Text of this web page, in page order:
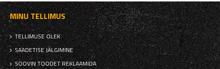
MINU TELLIMUS
TELLIMUSE OLEK
SAADETISE JÄLGIMINE
SOOVIN TOODET REKLAAMIDA